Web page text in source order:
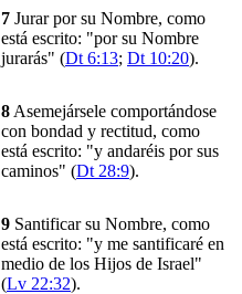
7 Jurar por su Nombre, como
está escrito: "por su Nombre
jurarás" (Dt 6:13; Dt 10:20).
8 Asemejársele comportándose
con bondad y rectitud, como
está escrito: "y andaréis por sus
caminos" (Dt 28:9).
9 Santificar su Nombre, como
está escrito: "y me santificaré en
medio de los Hijos de Israel"
(Lv 22:32).